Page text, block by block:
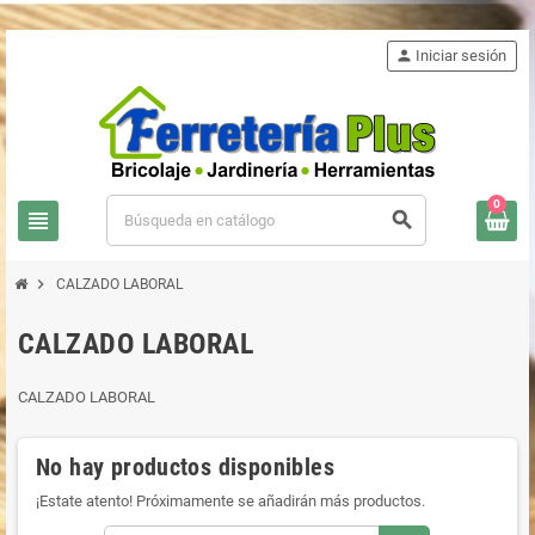
view_headline search
person Iniciar sesión
0
chevron_right CALZADO LABORAL
CALZADO LABORAL
CALZADO LABORAL
No hay productos disponibles
¡Estate atento! Próximamente se añadirán más productos.